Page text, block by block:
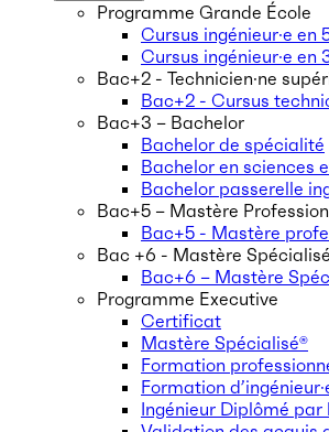
Programme Grande École
Cursus ingénieur·e en
Cursus ingénieur·e en
Bac+2 - Technicien·ne
Bac+2 - Cursus
Bac+3 – Bachelor
Bachelor de spécialité
Bachelor en sciences
Bachelor passerelle
Bac+5 – Mastère
Bac+5 - Mastère
Bac +6 - Mastère
Bac+6 – Mastère
Programme Executive
Certificat
Mastère Spécialisé®
Formation
Formation
Ingénieur Diplômé par